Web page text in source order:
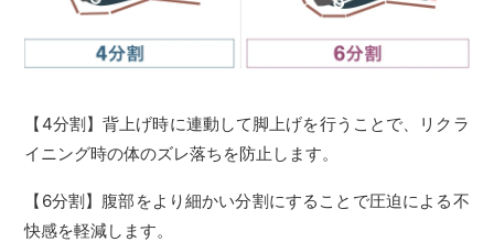
【4分割】背上げ時に連動して脚上げを行うことで、リクラ
イニング時の体のズレ落ちを防止します。
【6分割】腹部をより細かい分割にすることで圧迫による不
快感を軽減します。